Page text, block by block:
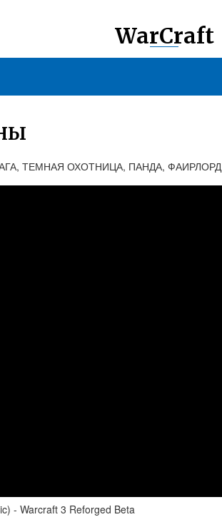
WarCraft
НАГА, ТЕМНАЯ ОХОТНИЦА, ПАНДА, ФАИРЛОРД
- Warcraft 3 Reforged Beta